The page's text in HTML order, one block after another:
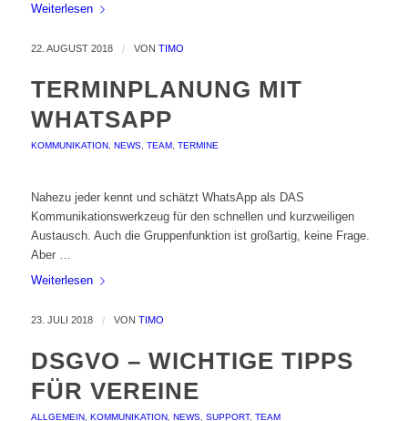
Weiterlesen
22. AUGUST 2018 / VON TIMO
TERMINPLANUNG MIT
WHATSAPP
KOMMUNIKATION, NEWS, TEAM, TERMINE
Nahezu jeder kennt und schätzt WhatsApp als DAS
Kommunikationswerkzeug für den schnellen und kurzweiligen
Austausch. Auch die Gruppenfunktion ist großartig, keine Frage.
Aber …
Weiterlesen
23. JULI 2018 / VON TIMO
DSGVO – WICHTIGE TIPPS
FÜR VEREINE
ALLGEMEIN, KOMMUNIKATION, NEWS, SUPPORT, TEAM